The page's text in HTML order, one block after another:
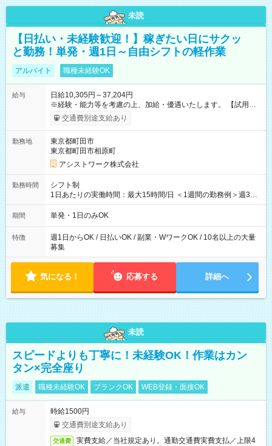
未読
【日払い・未経験歓迎！】稼ぎたい日にサクッ
と勤務！単発・週1日～自由シフトの軽作業
アルバイト 職種未経験OK
給与
日給10,305円～37,204円
※経験・能力等を考慮の上、加給・優遇いたします。 【試用期
間】試用期間なし
交通費別途支給あり
勤務地
東京都町田市
東京都町田市相原町
アシストワーク株式会社
勤務時間
シフト制
1日あたりの実働時間：最大15時間/日 ＜1週間の勤務例＞週3回
勤務 勤務：月・水・金 休み：火・木・土・日 好きな時にお仕事
可能です！ ※1日あたりの最大実働時間は日勤、夜勤共に勤務し
期間 単発・1日のみOK
特徴
週1日からOK / 日払いOK / 副業・WワークOK / 10名以上の大量
募集
気になる！ 応募する 詳細へ
未読
スピードよりも丁寧に！未経験OK！作業はカン
タン×完全座り
派遣 職種未経験OK ブランクOK WEB登録・面接OK
給与
時給1500円
交通費別途支給あり
交通費
実費支給／当社規定あり。通勤交通費実費支払／上限4